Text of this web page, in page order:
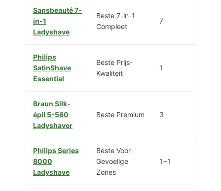
Sansbeauté 7-
in-1
Ladyshave
Beste 7-in-1
Compleet
7
Philips
SatinShave
Essential
Beste Prijs-
Kwaliteit
1
Braun Silk-
épil 5-560
Ladyshaver
Beste Premium 3
Philips Series
8000
Ladyshave
Beste Voor
Gevoelige
Zones
1+1